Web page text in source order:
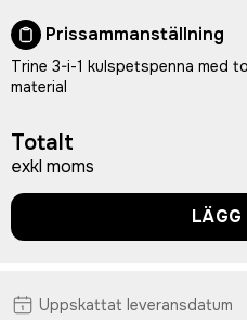
Prissammanställning
Trine 3-i-1 kulspetspenna med
material
Totalt
exkl moms
LÄGG
Uppskattat leveransdatum